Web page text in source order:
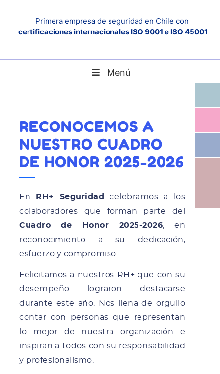
Primera empresa de seguridad en Chile con
certificaciones internacionales ISO 9001 e ISO 45001
Menú
RECONOCEMOS A
NUESTRO CUADRO
DE HONOR 2025-2026
En RH+ Seguridad
celebramos a los
colaboradores que forman parte del
Cuadro de Honor 2025-2026, en
reconocimiento a su dedicación,
esfuerzo y compromiso.
Felicitamos a nuestros RH+ que con su
desempeño lograron destacarse
durante este año. Nos llena de orgullo
contar con personas que representan
lo mejor de nuestra organización e
inspiran a todos con su responsabilidad
y profesionalismo.